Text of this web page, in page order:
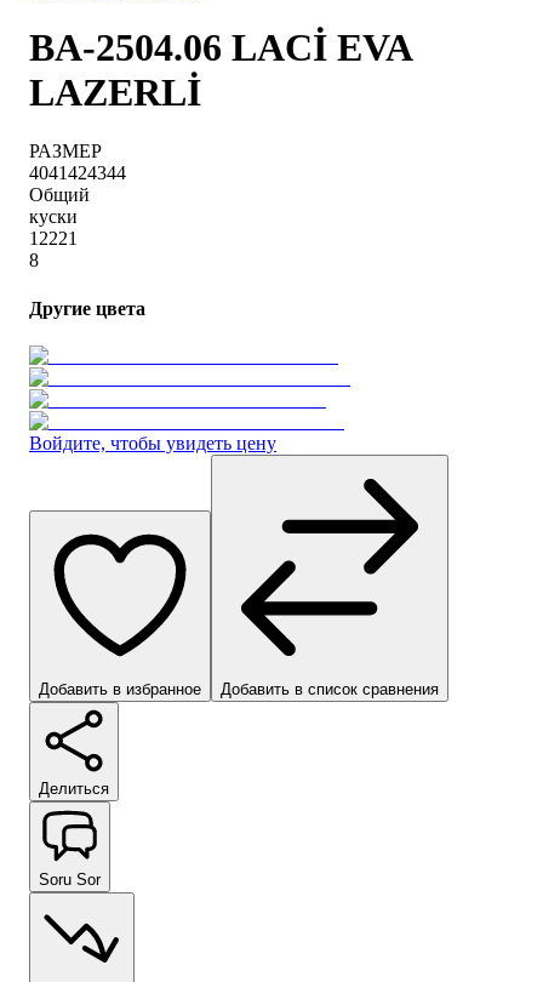
BA-2504.06 LACİ EVA
LAZERLİ
РАЗМЕР
4041424344
Общий
куски
12221
8
Другие цвета
Войдите, чтобы увидеть цену
Добавить в избранное Добавить в список сравнения
Делиться
Soru Sor